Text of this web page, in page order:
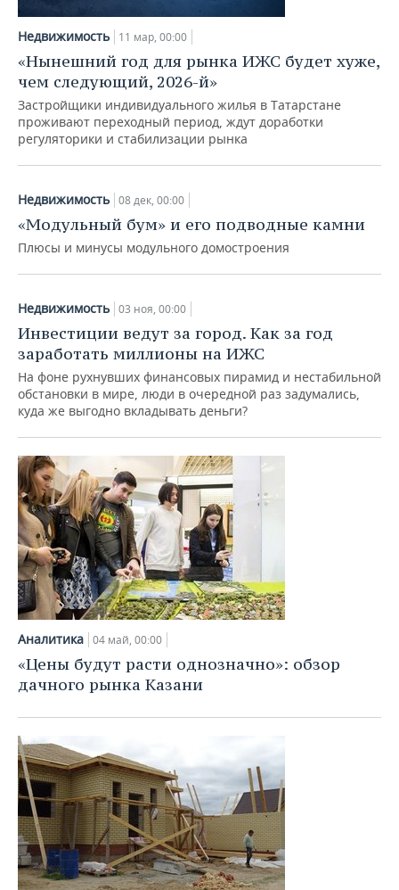
НЕФТЬ
ОПК
ЭНЕРГЕТИКА
РОЗНИЧНАЯ ТОРГОВЛЯ
УСЛУГИ
НОВОСТИ ТЕХНОЛОГИЙ
МЕДИА
МЕРОПРИЯТИЯ
НОВОСТИ МЕРОПРИЯТИЙ
ВЫЕЗДНАЯ РЕДАКЦИЯ
ONLINE-КОНФЕРЕНЦИИ
ОТКРЫТАЯ ЛЕКЦИЯ
СПОРТ
НОВОСТИ СПОРТА
ХОККЕЙ
БАСКЕТБОЛ
ВОЛЕЙБОЛ
КИБЕРСПОРТ
ФИГУРНОЕ КАТАНИЕ
ВОДНЫЕ ВИДЫ СПОРТА
ХОККЕЙ С МЯЧОМ
ОБЩЕСТВО
ВЛАСТЬ
ИНФРАСТРУКТУРА
ИСТОРИЯ
КУЛЬТУРА
МЕДИЦИНА
ОБРАЗОВАНИЕ
ПРОИСШЕСТВИЯ
СЮЖЕТЫ
СПРАВОЧНИК
СПИСОК ПЕРСОН
СПИСОК КОМПАНИЙ
ПОЛНАЯ ВЕРСИЯ
Недвижимость 11 мар, 00:00
«Нынешний год для рынка ИЖС будет хуже,
чем следующий, 2026-й»
Застройщики индивидуального жилья в Татарстане
проживают переходный период, ждут доработки
регуляторики и стабилизации рынка
Недвижимость 08 дек, 00:00
«Модульный бум» и его подводные камни
Плюсы и минусы модульного домостроения
Недвижимость 03 ноя, 00:00
Инвестиции ведут за город. Как за год
заработать миллионы на ИЖС
На фоне рухнувших финансовых пирамид и нестабильной
обстановки в мире, люди в очередной раз задумались,
куда же выгодно вкладывать деньги?
Аналитика 04 май, 00:00
«Цены будут расти однозначно»: обзор
дачного рынка Казани